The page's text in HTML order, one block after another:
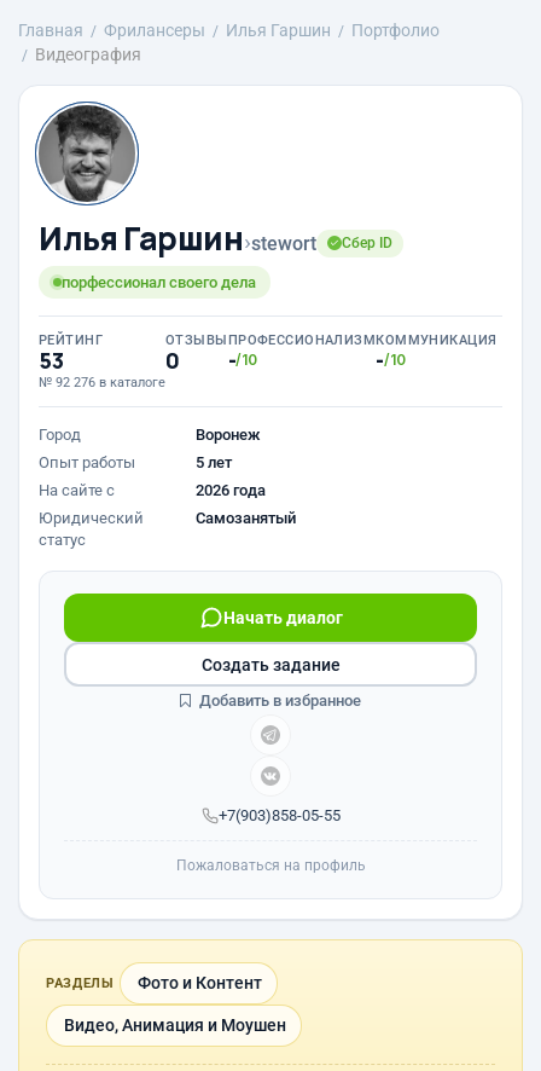
Главная Фрилансеры Илья Гаршин
Портфолио
Видеография
Илья Гаршин›stewort Сбер ID
порфессионал своего дела
РЕЙТИНГ
53
№ 92 276 в каталоге
ОТЗЫВЫ
0
ПРОФЕССИОНАЛИЗМ
-/10
КОММУНИКАЦИЯ
-/10
Город
Воронеж
Опыт работы
5 лет
На сайте с
2026 года
Юридический
статус
Самозанятый
+7(903)858-05-55
Начать диалог
Создать задание
Добавить в избранное
Пожаловаться на профиль
РАЗДЕЛЫ Фото и Контент
Видео, Анимация и Моушен